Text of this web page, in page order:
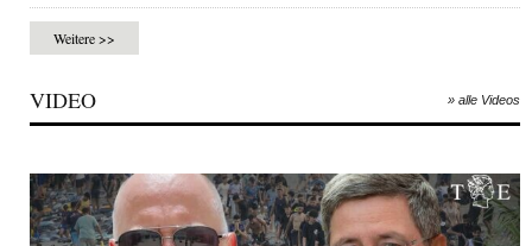
Weitere >>
VIDEO » alle Videos